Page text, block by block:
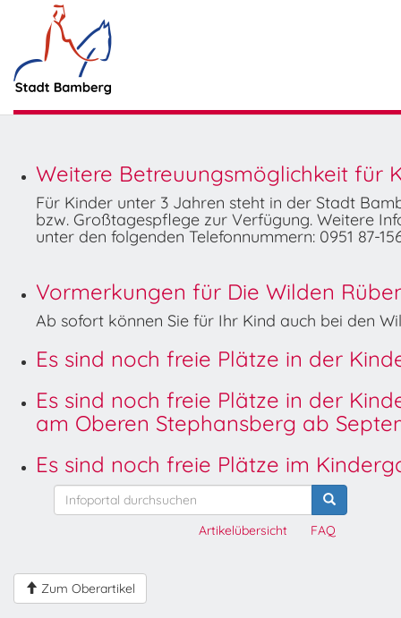
Weitere Betreuungsmöglichkeit für
Für Kinder unter 3 Jahren steht in der Stadt
bzw. Großtagespflege zur Verfügung. Weitere
unter den folgenden Telefonnummern: 0951 87-
Vormerkungen für Die Wilden
Ab sofort können Sie für Ihr Kind auch bei den
Es sind noch freie Plätze in der
Es sind noch freie Plätze in der
am Oberen Stephansberg ab
Es sind noch freie Plätze im
FAQ
Artikelübersicht
Zum Oberartikel